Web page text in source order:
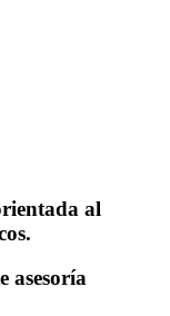
al
asesoría